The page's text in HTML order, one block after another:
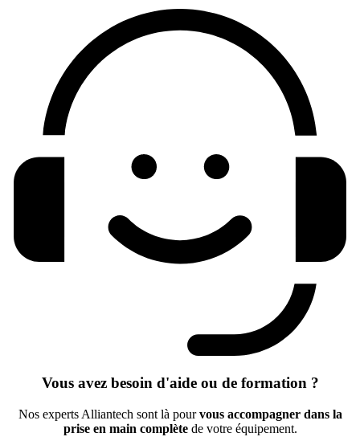
Vous avez besoin d'aide ou de formation ?
Nos experts Alliantech sont là pourvous accompagner dans la
prise en main complètede votre équipement.